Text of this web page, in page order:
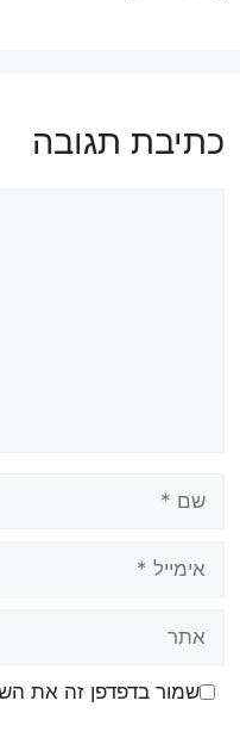
כתיבת תגובה
שמור בדפדפן זה את